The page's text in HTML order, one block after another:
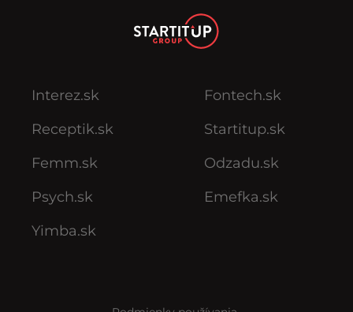
Interez.sk
Receptik.sk
Femm.sk
Psych.sk
Yimba.sk
Fontech.sk
Startitup.sk
Odzadu.sk
Emefka.sk